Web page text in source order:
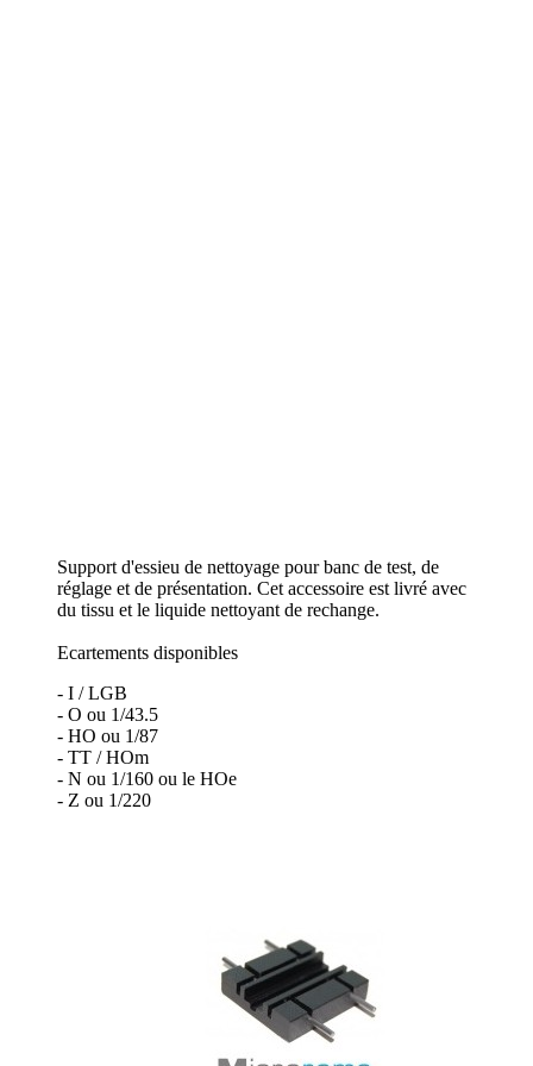
Support d'essieu de nettoyage pour banc de test, de
réglage et de présentation. Cet accessoire est livré avec
du tissu et le liquide nettoyant de rechange.
Ecartements disponibles
- I / LGB
- O ou 1/43.5
- HO ou 1/87
- TT / HOm
- N ou 1/160 ou le HOe
- Z ou 1/220